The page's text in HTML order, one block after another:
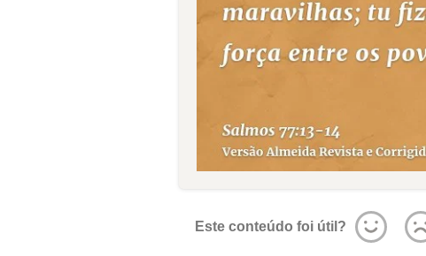
Este conteúdo foi útil?